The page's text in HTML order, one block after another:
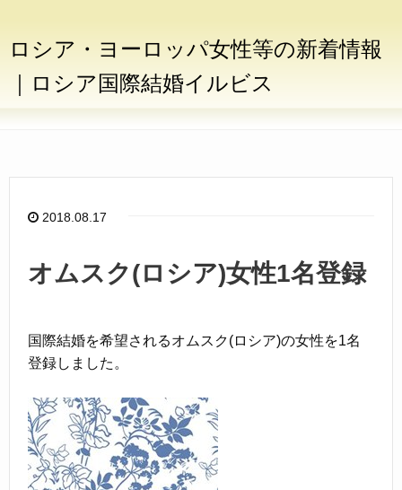
ロシア・ヨーロッパ女性等の新着情報
｜ロシア国際結婚イルビス
2018.08.17
オムスク(ロシア)女性1名登録
国際結婚を希望されるオムスク(ロシア)の女性を1名
登録しました。